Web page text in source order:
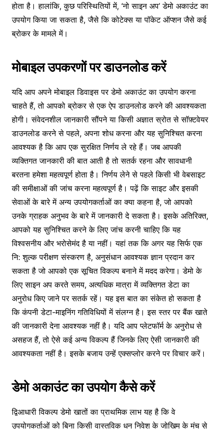
होता है। हालांकि, कुछ परिस्थितियों में, ‘नो साइन अप’ डेमो अकाउंट का
उपयोग किया जा सकता है, जैसे कि कोटेक्स या पॉकेट ऑप्शन जैसे कई
ब्रोकर के मामले में।
मोबाइल उपकरणों पर डाउनलोड करें
यदि आप अपने मोबाइल डिवाइस पर डेमो अकाउंट का उपयोग करना
चाहते हैं, तो आपको ब्रोकर से एक ऐप डाउनलोड करने की आवश्यकता
होगी। संवेदनशील जानकारी सौंपने या किसी अज्ञात स्रोत से सॉफ़्टवेयर
डाउनलोड करने से पहले, अपना शोध करना और यह सुनिश्चित करना
आवश्यक है कि आप एक सुरक्षित निर्णय ले रहे हैं। जब आपकी
व्यक्तिगत जानकारी की बात आती है तो सतर्क रहना और सावधानी
बरतना हमेशा महत्वपूर्ण होता है। निर्णय लेने से पहले किसी भी वेबसाइट
की समीक्षाओं की जांच करना महत्वपूर्ण है। पढ़ें कि साइट और इसकी
सेवाओं के बारे में अन्य उपयोगकर्ताओं का क्या कहना है, जो आपको
उनके ग्राहक अनुभव के बारे में जानकारी दे सकता है। इसके अतिरिक्त,
आपको यह सुनिश्चित करने के लिए जांच करनी चाहिए कि यह
विश्वसनीय और भरोसेमंद है या नहीं। यहां तक कि अगर यह सिर्फ एक
नि: शुल्क परीक्षण संस्करण है, अनुसंधान आवश्यक ज्ञान प्रदान कर
सकता है जो आपको एक सूचित विकल्प बनाने में मदद करेगा। डेमो के
लिए साइन अप करते समय, अत्यधिक मात्रा में व्यक्तिगत डेटा का
अनुरोध किए जाने पर सतर्क रहें। यह इस बात का संकेत हो सकता है
कि कंपनी डेटा-माइनिंग गतिविधियों में संलग्न है। इस स्तर पर बैंक खाते
की जानकारी देना आवश्यक नहीं है। यदि आप प्लेटफॉर्म के अनुरोध से
असहज हैं, तो ऐसे कई अन्य विकल्प हैं जिनके लिए ऐसी जानकारी की
आवश्यकता नहीं है। इसके बजाय उन्हें एक्सप्लोर करने पर विचार करें।
डेमो अकाउंट का उपयोग कैसे करें
द्विआधारी विकल्प डेमो खातों का प्राथमिक लाभ यह है कि वे
उपयोगकर्ताओं को बिना किसी वास्तविक धन निवेश के जोखिम के मंच से